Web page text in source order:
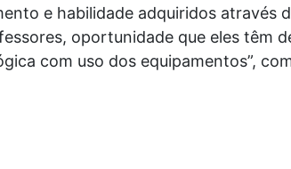
e habilidade adquiridos através
oportunidade que eles têm
com uso dos equipamentos”,